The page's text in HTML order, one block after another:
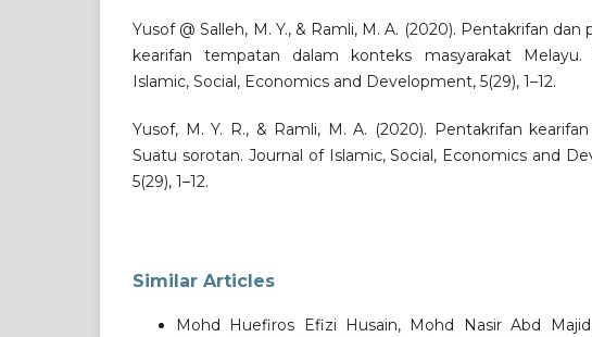
Yusof @ Salleh, M. Y., & Ramli, M. A. (2020). Pentakrifan dan
kearifan tempatan dalam konteks masyarakat
Islamic, Social, Economics and Development, 5(29), 1–12.
Yusof, M. Y. R., & Ramli, M. A. (2020). Pentakrifan
Suatu sorotan. Journal of Islamic, Social, Economics and
5(29), 1–12.
Similar Articles
Mohd Huefiros Efizi Husain, Mohd Nasir Abd